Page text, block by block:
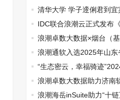
清华大学 学子遆俐君到
课IDC联合浪潮云正式发布
浪潮卓数大数据×烟台（
国首批20个“数据要素×”典
浪潮通软入选2025年山
单“生态密云，幸福骑迹
路自行车赛新闻发布会在密
浪潮卓数大数据助力济南
数据资产入表
浪潮海岳inSuite助力“十